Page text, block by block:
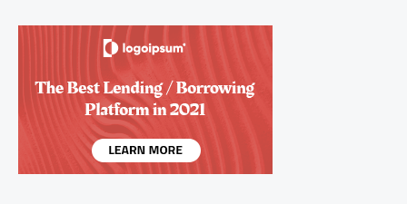
e
vitória